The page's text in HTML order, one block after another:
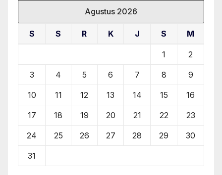
Agustus 2026
S S R K J S M
1 2
3 4 5 6 7 8 9
10 11 12 13 14 15 16
17 18 19 20 21 22 23
24 25 26 27 28 29 30
31